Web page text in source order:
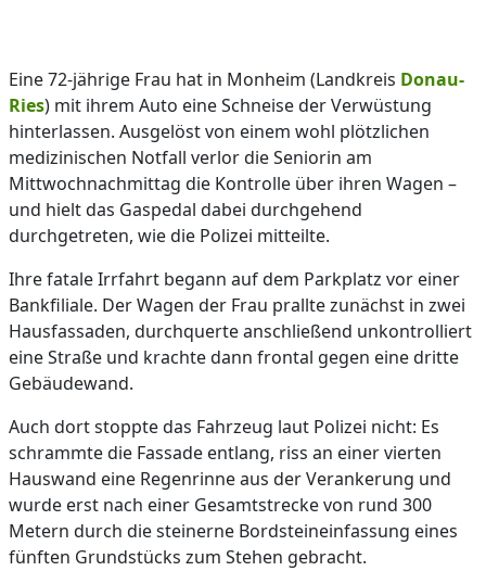
Eine 72-jährige Frau hat in Monheim (Landkreis Donau-
Ries) mit ihrem Auto eine Schneise der Verwüstung
hinterlassen. Ausgelöst von einem wohl plötzlichen
medizinischen Notfall verlor die Seniorin am
Mittwochnachmittag die Kontrolle über ihren Wagen –
und hielt das Gaspedal dabei durchgehend
durchgetreten, wie die Polizei mitteilte.
Ihre fatale Irrfahrt begann auf dem Parkplatz vor einer
Bankfiliale. Der Wagen der Frau prallte zunächst in zwei
Hausfassaden, durchquerte anschließend unkontrolliert
eine Straße und krachte dann frontal gegen eine dritte
Gebäudewand.
Auch dort stoppte das Fahrzeug laut Polizei nicht: Es
schrammte die Fassade entlang, riss an einer vierten
Hauswand eine Regenrinne aus der Verankerung und
wurde erst nach einer Gesamtstrecke von rund 300
Metern durch die steinerne Bordsteineinfassung eines
fünften Grundstücks zum Stehen gebracht.